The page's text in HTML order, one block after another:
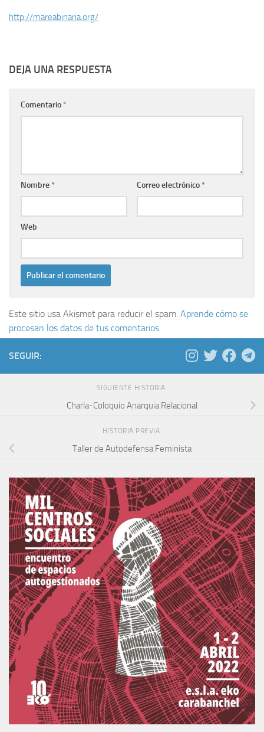
http://mareabinaria.org/
DEJA UNA RESPUESTA
Comentario*
Nombre* Correo electrónico*
Web
Este sitio usa Akismet para reducir el spam. Aprende cómo se
procesan los datos de tus comentarios.
SEGUIR:
SIGUIENTE HISTORIA
Charla-Coloquio Anarquia Relacional
HISTORIA PREVIA
Taller de Autodefensa Feminista